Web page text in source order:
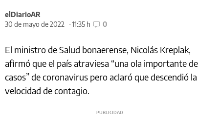
elDiarioAR
30 de mayo de 2022
11:35 h 0
El ministro de Salud bonaerense, Nicolás Kreplak,
afirmó que el país atraviesa “una ola importante de
casos” de coronavirus pero aclaró que descendió la
velocidad de contagio.